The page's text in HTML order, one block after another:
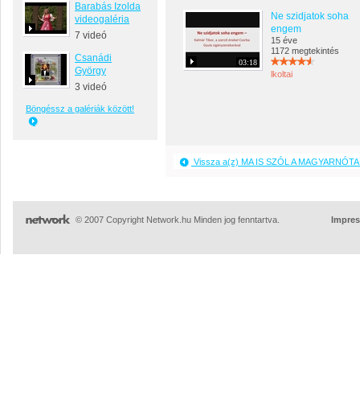
Barabás Izolda
videogaléria
7 videó
Csanádi
György
3 videó
Böngéssz a galériák között!
03:18
Ne szidjatok soha
engem
15 éve
1172 megtekintés
lkoltai
Vissza a(z) MA IS SZÓL A
© 2007 Copyright Network.hu Minden jog fenntartva.